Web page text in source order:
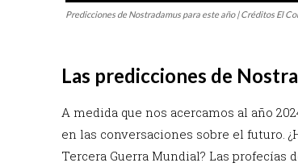
Predicciones de Nostradamus para este año | Créditos El
Las predicciones de
A medida que nos acercamos al año
en las conversaciones sobre el futuro.
Tercera Guerra Mundial? Las